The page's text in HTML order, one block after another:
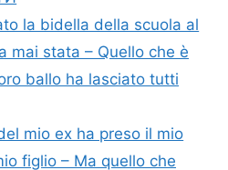
la bidella della scuola al
mai stata – Quello che è
ballo ha lasciato tutti
mio ex ha preso il mio
figlio – Ma quello che